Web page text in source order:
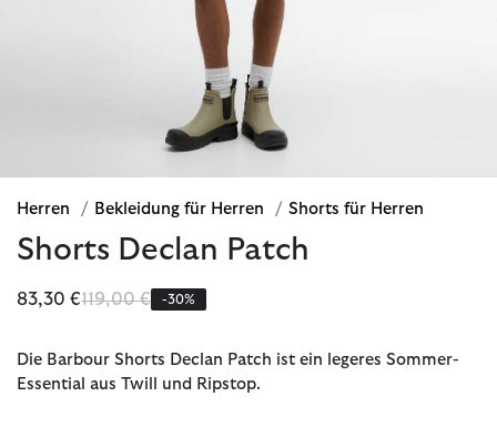
Herren / Bekleidung für Herren / Shorts für Herren
Shorts Declan Patch
83,30 €Reduziert von
119,00 €bis-30%
Die Barbour Shorts Declan Patch ist ein legeres Sommer-
Essential aus Twill und Ripstop.